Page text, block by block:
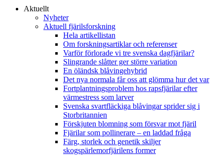
Aktuellt
Nyheter
Aktuell fjärilsforskning
Hela artikellistan
Om forskningsartiklar och referenser
Varför förlorade vi tre svenska dagfjärilar?
Slingrande slåtter ger större variation
En öländsk blåvingehybrid
Det nya normala får oss att glömma hur det var
Fortplantningsproblem hos rapsfjärilar efter
värmestress som larver
Svenska svartfläckiga blåvingar sprider sig i
Storbritannien
Förskjuten blomning som försvar mot fjäril
Fjärilar som pollinerare – en laddad fråga
Färg, storlek och genetik skiljer
skogspärlemorfjärilens former